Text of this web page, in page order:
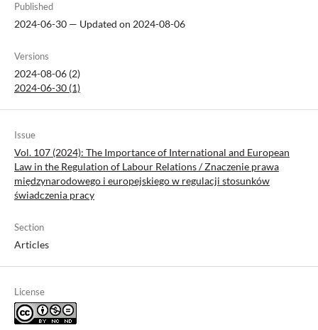
Published
2024-06-30 — Updated on 2024-08-06
Versions
2024-08-06 (2)
2024-06-30 (1)
Issue
Vol. 107 (2024): The Importance of International and European
Law in the Regulation of Labour Relations / Znaczenie prawa
międzynarodowego i europejskiego w regulacji stosunków
świadczenia pracy
Section
Articles
License